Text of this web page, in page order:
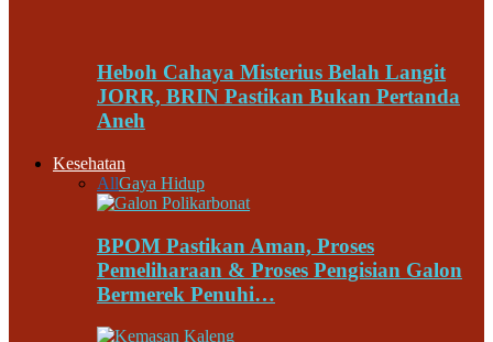
Heboh Cahaya Misterius Belah Langit
JORR, BRIN Pastikan Bukan Pertanda
Aneh
Kesehatan
AllGaya Hidup
BPOM Pastikan Aman, Proses
Pemeliharaan & Proses Pengisian Galon
Bermerek Penuhi…